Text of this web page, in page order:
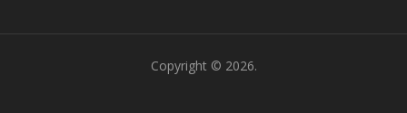
Copyright © 2026.